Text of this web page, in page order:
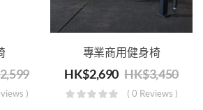
2,599
)
專業商用健身椅
HK$2,690 HK$3,450
( 0 Reviews )